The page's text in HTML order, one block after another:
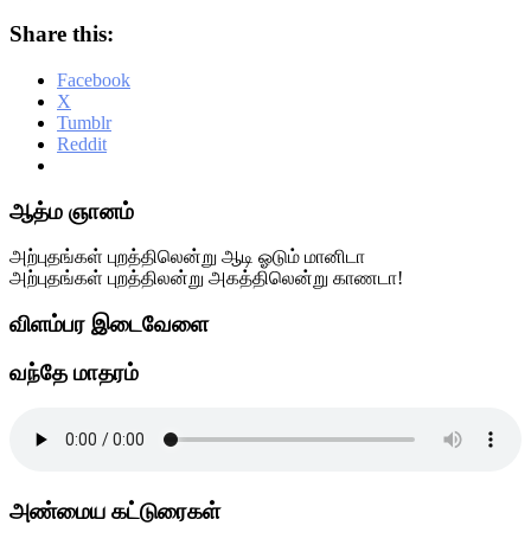
Share this:
Facebook
X
Tumblr
Reddit
Primary
ஆத்ம ஞானம்
அற்புதங்கள் புறத்திலென்று ஆடி ஓடும் மானிடா
அற்புதங்கள் புறத்திலன்று அகத்திலென்று காணடா!
விளம்பர இடைவேளை
வந்தே மாதரம்
அண்மைய கட்டுரைகள்